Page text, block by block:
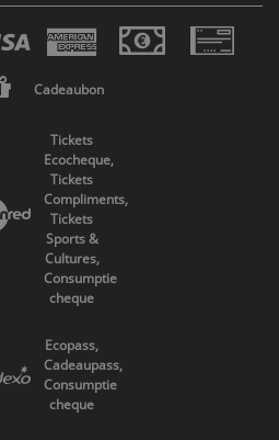
Cadeaubon
Tickets
Ecocheque,
Tickets
Compliments,
Tickets
Sports &
Cultures,
Consumptie
cheque
Ecopass,
Cadeaupass,
Consumptie
cheque